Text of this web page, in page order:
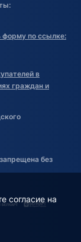
форму по ссылке:
в
граждан и
без
согласие на